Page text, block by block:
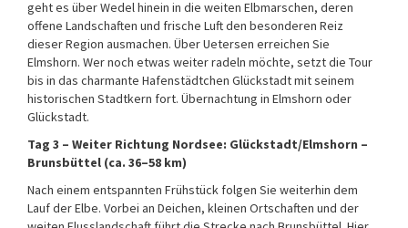
geht es über Wedel hinein in die weiten Elbmarschen, deren
offene Landschaften und frische Luft den besonderen Reiz
dieser Region ausmachen. Über Uetersen erreichen Sie
Elmshorn. Wer noch etwas weiter radeln möchte, setzt die Tour
bis in das charmante Hafenstädtchen Glückstadt mit seinem
historischen Stadtkern fort. Übernachtung in Elmshorn oder
Glückstadt.
Tag 3 – Weiter Richtung Nordsee: Glückstadt/Elmshorn –
Brunsbüttel (ca. 36–58 km)
Nach einem entspannten Frühstück folgen Sie weiterhin dem
Lauf der Elbe. Vorbei an Deichen, kleinen Ortschaften und der